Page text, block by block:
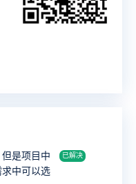
是项目中
中可以选
已解决